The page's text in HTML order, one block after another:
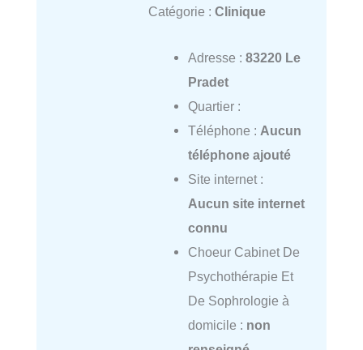
Catégorie : Clinique
Adresse : 83220 Le
Pradet
Quartier :
Téléphone : Aucun
téléphone ajouté
Site internet :
Aucun site internet
connu
Choeur Cabinet De
Psychothérapie Et
De Sophrologie à
domicile : non